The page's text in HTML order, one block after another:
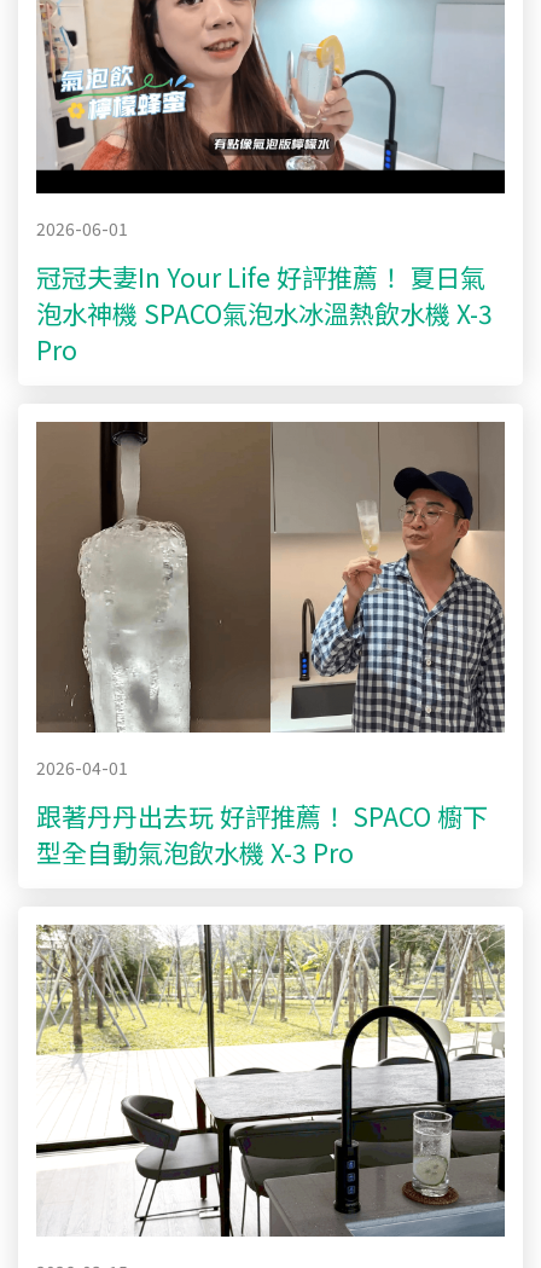
2026-06-01
冠冠夫妻In Your Life 好評推薦！ 夏日氣
泡水神機 SPACO氣泡水冰溫熱飲水機 X-3
Pro
2026-04-01
跟著丹丹出去玩 好評推薦！ SPACO 櫥下
型全自動氣泡飲水機 X-3 Pro